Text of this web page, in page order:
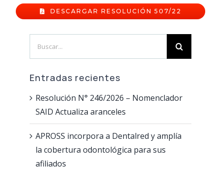
Coseguros
Tutoriales
Cobertura
Cobertura fuera de Córdoba
Constancia de Afiliación / Negativa
Programas de Salud
Formularios
Sistema de Validación
Inscripción Nuevos Prestadores
Portal de Prestadores
Tutoriales
Declaración de Staff
Acerca de APROSS
Información de interés
Verificación de Documento
Últimas Resoluciones
Contactanos
PORTAL DE AUTOGESTIÓN
DESCARGAR RESOLUCIÓN 507/22
Entradas recientes
Resolución N° 246/2026 – Nomenclador
SAID Actualiza aranceles
APROSS incorpora a Dentalred y amplía
la cobertura odontológica para sus
afiliados